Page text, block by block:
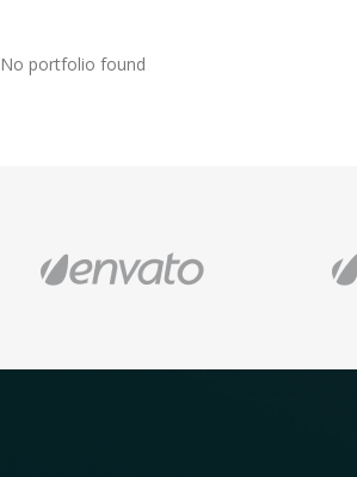
No portfolio found